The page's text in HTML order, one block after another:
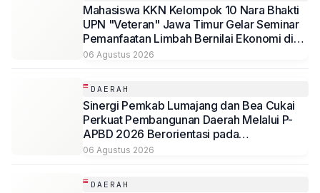
Mahasiswa KKN Kelompok 10 Nara Bhakti
UPN "Veteran" Jawa Timur Gelar Seminar
Pemanfaatan Limbah Bernilai Ekonomi di
Desa Mojoduwur
06 Agustus 2026
DAERAH
Sinergi Pemkab Lumajang dan Bea Cukai
Perkuat Pembangunan Daerah Melalui P-
APBD 2026 Berorientasi pada
Kesejahteraan Masyarakat
06 Agustus 2026
DAERAH